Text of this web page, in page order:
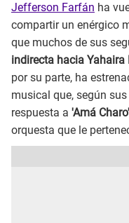
Jefferson Farfán ha
compartir un enérgico
que muchos de sus
indirecta hacia Yahaira
por su parte, ha
musical que, según
respuesta a 'Amá Charo'
orquesta que le